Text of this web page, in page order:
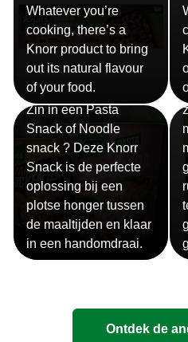
Whatever you’re
cooking, there’s a
Knorr product to bring
out its natural flavour
of your food.
Snackpots
Zin in een Pasta
Snack of Noodle
snack ? Deze Knorr
Snack is de perfecte
oplossing bij een
plotse honger tussen
de maaltijden en klaar
in een handomdraai.
Ontdek de